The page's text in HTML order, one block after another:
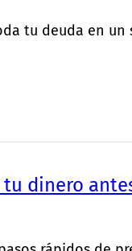
tu deuda en
tu dinero